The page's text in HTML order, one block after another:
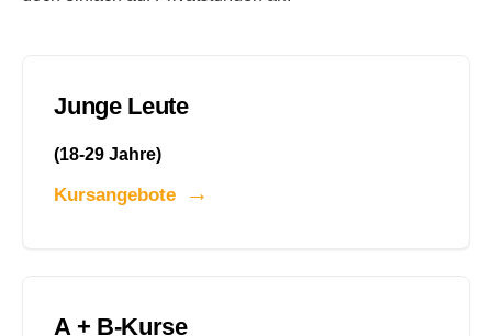
Junge Leute
(18-29 Jahre)
Kursangebote
A + B-Kurse